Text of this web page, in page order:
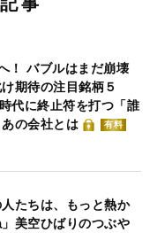
！ バブルはまだ崩壊
期待の注目銘柄５
代に終止符を打つ「誰
の会社とは
有料
人たちは、もっと熱か
美空ひばりのつぶや